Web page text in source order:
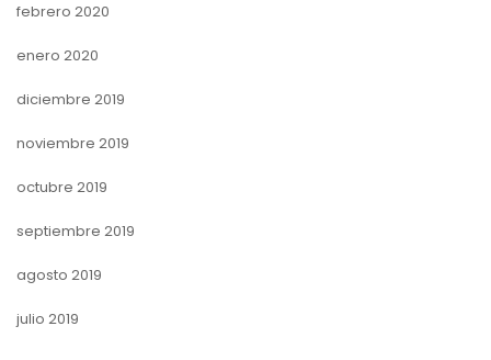
febrero 2020
enero 2020
diciembre 2019
noviembre 2019
octubre 2019
septiembre 2019
agosto 2019
julio 2019